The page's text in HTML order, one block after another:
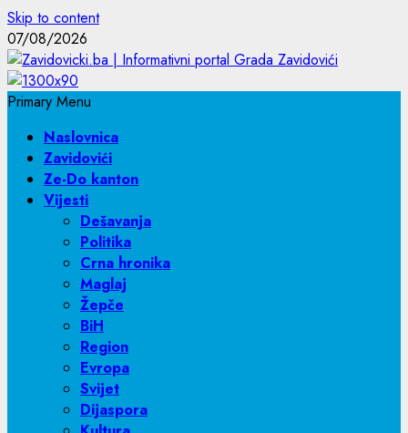
Skip to content
07/08/2026
Primary Menu
Naslovnica
Zavidovići
Ze-Do kanton
Vijesti
Dešavanja
Politika
Crna hronika
Maglaj
Žepče
BiH
Region
Evropa
Svijet
Dijaspora